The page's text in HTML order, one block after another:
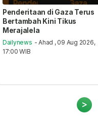
Penderitaan di Gaza Terus
Bertambah Kini Tikus
Merajalela
Dailynews - Ahad , 09 Aug 2026,
17:00 WIB
>